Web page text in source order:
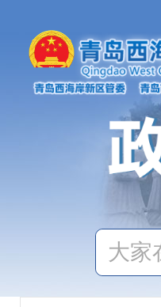
公